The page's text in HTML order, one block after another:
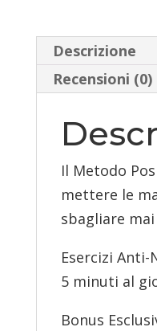
Descrizione
Recensioni (0)
Il Metodo
mettere le
sbagliare
Esercizi Anti-
5 minuti al
Bonus